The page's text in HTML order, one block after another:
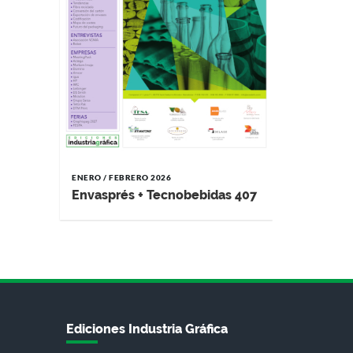
ENERO / FEBRERO 2026
Envasprés + Tecnobebidas 407
Ediciones Industria Gráfica